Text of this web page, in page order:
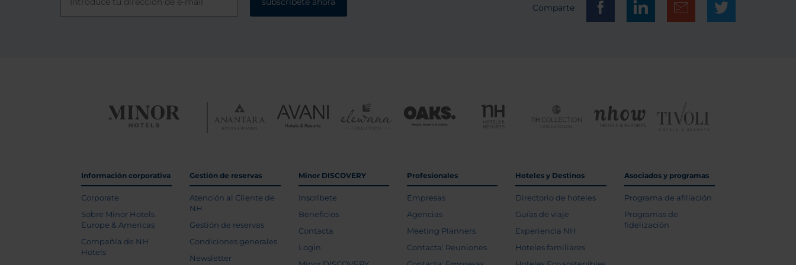
Comparte
Información corporativa
Corporate
Sobre Minor Hotels
Europe & Americas
Compañía de NH
Hotels
Gestión de reservas
Atención al Cliente de
NH
Gestión de reservas
Condiciones generales
Newsletter
Minor DISCOVERY
Inscríbete
Beneficios
Contacta
Login
Profesionales
Empresas
Agencias
Meeting Planners
Contacta: Reuniones
Hoteles y Destinos
Directorio de hoteles
Guías de viaje
Experiencia NH
Hoteles familiares
Asociados y programas
Programa de afiliación
Programas de
fidelización